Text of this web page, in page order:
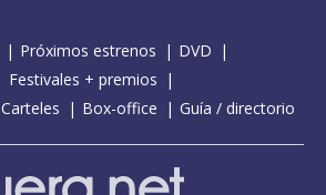
Próximos estrenos
DVD
Festivales + premios
Carteles Box-office Guía / directorio